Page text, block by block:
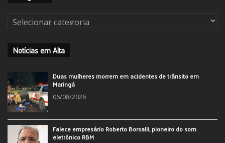
Categorias
Notícias em Alta
Duas mulheres morrem em acidentes de trânsito em
Maringá
06/08/2026
Falece empresário Roberto Borsalli, pioneiro do som
eletrônico RBM